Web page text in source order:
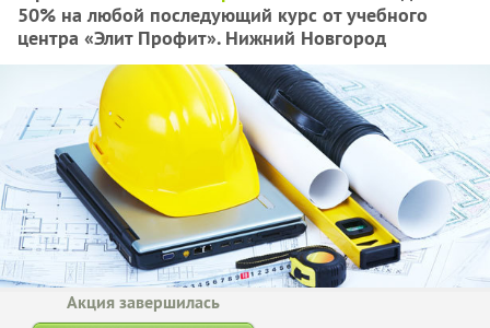
50% на любой последующий курс от учебного
центра «Элит Профит». Нижний Новгород
Акция завершилась